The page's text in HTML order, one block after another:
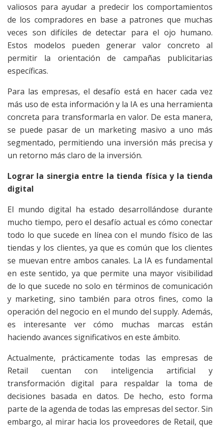
valiosos para ayudar a predecir los comportamientos
de los compradores en base a patrones que muchas
veces son difíciles de detectar para el ojo humano.
Estos modelos pueden generar valor concreto al
permitir la orientación de campañas publicitarias
específicas.
Para las empresas, el desafío está en hacer cada vez
más uso de esta información y la IA es una herramienta
concreta para transformarla en valor. De esta manera,
se puede pasar de un marketing masivo a uno más
segmentado, permitiendo una inversión más precisa y
un retorno más claro de la inversión.
Lograr la sinergia entre la tienda física y la tienda
digital
El mundo digital ha estado desarrollándose durante
mucho tiempo, pero el desafío actual es cómo conectar
todo lo que sucede en línea con el mundo físico de las
tiendas y los clientes, ya que es común que los clientes
se muevan entre ambos canales. La IA es fundamental
en este sentido, ya que permite una mayor visibilidad
de lo que sucede no solo en términos de comunicación
y marketing, sino también para otros fines, como la
operación del negocio en el mundo del supply. Además,
es interesante ver cómo muchas marcas están
haciendo avances significativos en este ámbito.
Actualmente, prácticamente todas las empresas de
Retail cuentan con inteligencia artificial y
transformación digital para respaldar la toma de
decisiones basada en datos. De hecho, esto forma
parte de la agenda de todas las empresas del sector. Sin
embargo, al mirar hacia los proveedores de Retail, que